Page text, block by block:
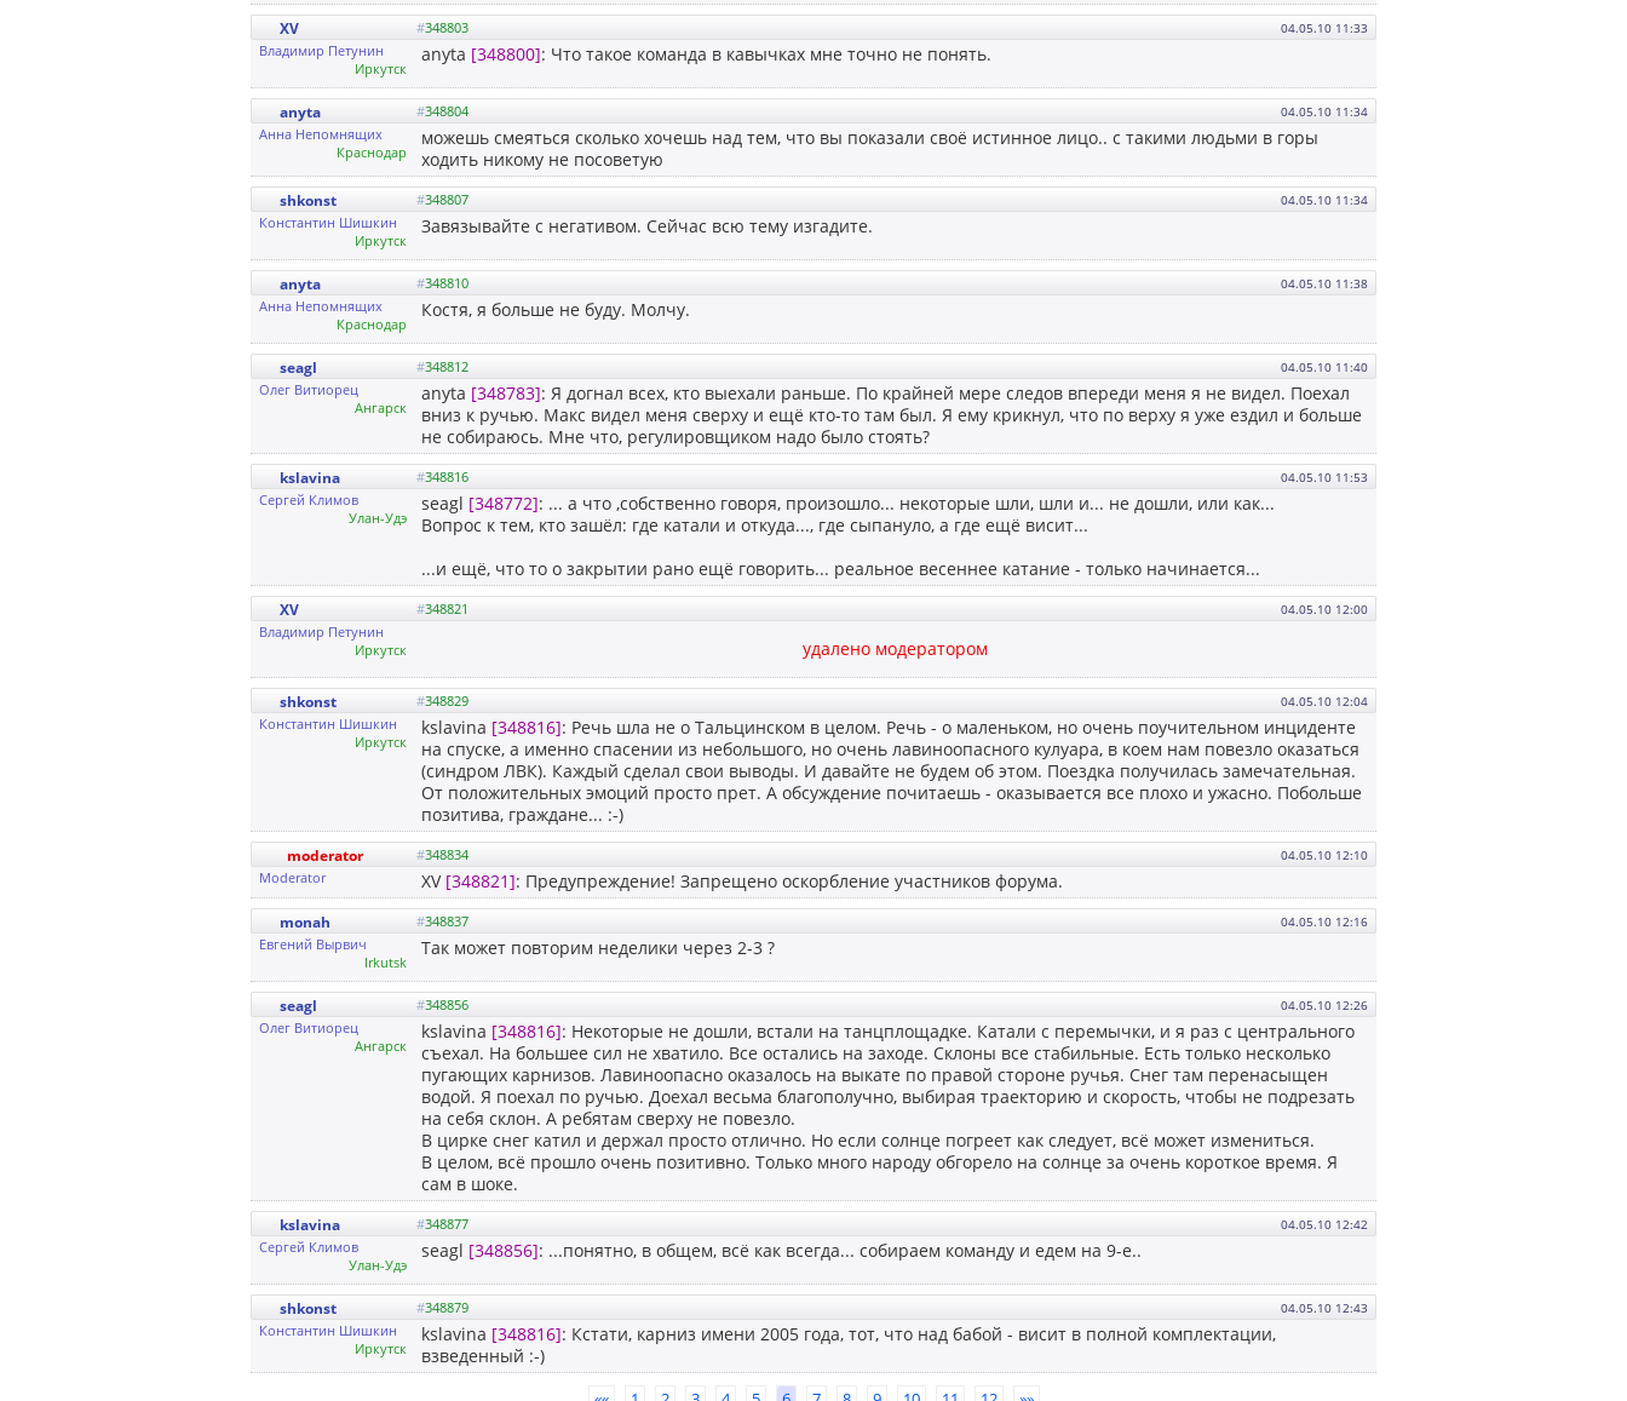
04.05.10 11:33
XV #348803
Владимир Петунин
Иркутск
anyta [348800]: Что такое команда в кавычках мне точно не понять.
04.05.10 11:34
anyta #348804
Анна Непомнящих
Краснодар
можешь смеяться сколько хочешь над тем, что вы показали своё истинное лицо.. с такими людьми в горы
ходить никому не посоветую
04.05.10 11:34
shkonst #348807
Константин Шишкин
Иркутск
Завязывайте с негативом. Сейчас всю тему изгадите.
04.05.10 11:38
anyta #348810
Анна Непомнящих
Краснодар
Костя, я больше не буду. Молчу.
04.05.10 11:40
seagl #348812
Олег Витиорец
Ангарск
anyta [348783]: Я догнал всех, кто выехали раньше. По крайней мере следов впереди меня я не видел. Поехал
вниз к ручью. Макс видел меня сверху и ещё кто-то там был. Я ему крикнул, что по верху я уже ездил и больше
не собираюсь. Мне что, регулировщиком надо было стоять?
04.05.10 11:53
kslavina #348816
Сергей Климов
Улан-Удэ
seagl [348772]: ... а что ,собственно говоря, произошло... некоторые шли, шли и... не дошли, или как...
Вопрос к тем, кто зашёл: где катали и откуда..., где сыпануло, а где ещё висит...
...и ещё, что то о закрытии рано ещё говорить... реальное весеннее катание - только начинается...
04.05.10 12:00
XV #348821
Владимир Петунин
Иркутск
удалено модератором
04.05.10 12:04
shkonst #348829
Константин Шишкин
Иркутск
kslavina [348816]: Речь шла не о Тальцинском в целом. Речь - о маленьком, но очень поучительном инциденте
на спуске, а именно спасении из небольшого, но очень лавиноопасного кулуара, в коем нам повезло оказаться
(синдром ЛВК). Каждый сделал свои выводы. И давайте не будем об этом. Поездка получилась замечательная.
От положительных эмоций просто прет. А обсуждение почитаешь - оказывается все плохо и ужасно. Побольше
позитива, граждане... :-)
04.05.10 12:10
moderator #348834
Moderator
XV [348821]: Предупреждение! Запрещено оскорбление участников форума.
04.05.10 12:16
monah #348837
Евгений Вырвич
Irkutsk
Так может повторим неделики через 2-3 ?
04.05.10 12:26
seagl #348856
Олег Витиорец
Ангарск
kslavina [348816]: Некоторые не дошли, встали на танцплощадке. Катали с перемычки, и я раз с центрального
съехал. На большее сил не хватило. Все остались на заходе. Склоны все стабильные. Есть только несколько
пугающих карнизов. Лавиноопасно оказалось на выкате по правой стороне ручья. Снег там перенасыщен
водой. Я поехал по ручью. Доехал весьма благополучно, выбирая траекторию и скорость, чтобы не подрезать
на себя склон. А ребятам сверху не повезло.
В цирке снег катил и держал просто отлично. Но если солнце погреет как следует, всё может измениться.
В целом, всё прошло очень позитивно. Только много народу обгорело на солнце за очень короткое время. Я
сам в шоке.
04.05.10 12:42
kslavina #348877
Сергей Климов
Улан-Удэ
seagl [348856]: ...понятно, в общем, всё как всегда... собираем команду и едем на 9-е..
04.05.10 12:43
shkonst #348879
Константин Шишкин
Иркутск
kslavina [348816]: Кстати, карниз имени 2005 года, тот, что над бабой - висит в полной комплектации,
взведенный :-)